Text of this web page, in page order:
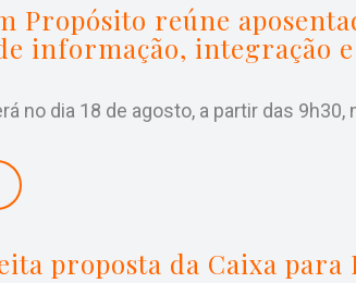
Propósito reúne
informação, integração
no dia 18 de agosto, a partir das 9h30,
proposta da Caixa